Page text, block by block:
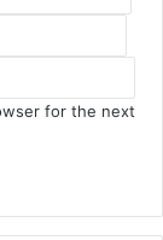
for the next